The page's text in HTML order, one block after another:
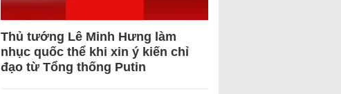
Thủ tướng Lê Minh Hưng làm
nhục quốc thể khi xin ý kiến chỉ
đạo từ Tổng thống Putin